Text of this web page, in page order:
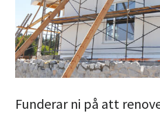
Funderar ni på att